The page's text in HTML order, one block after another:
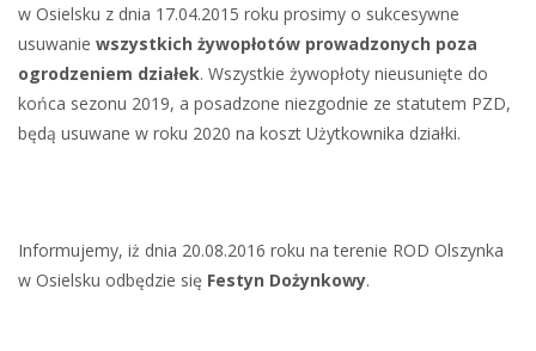
w Osielsku z dnia 17.04.2015 roku prosimy o sukcesywne
usuwanie wszystkich żywopłotów prowadzonych poza
ogrodzeniem działek. Wszystkie żywopłoty nieusunięte do
końca sezonu 2019, a posadzone niezgodnie ze statutem PZD,
będą usuwane w roku 2020 na koszt Użytkownika działki.
Informujemy, iż dnia 20.08.2016 roku na terenie ROD Olszynka
w Osielsku odbędzie się Festyn Dożynkowy.